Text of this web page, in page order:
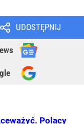
UDOSTĘPNIJ
Polacy